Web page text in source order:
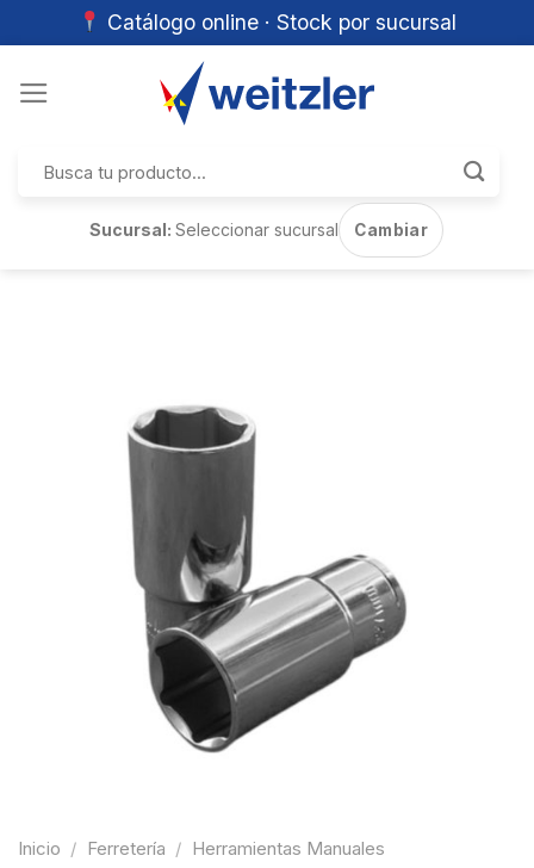
Catálogo online · Stock por sucursal
por:
Sucursal:Seleccionar sucursal Cambiar
Inicio / Ferretería / Herramientas Manuales